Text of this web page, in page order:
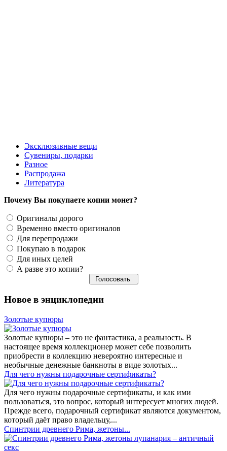
Эксклюзивные вещи
Сувениры, подарки
Разное
Распродажа
Литература
Почему Вы покупаете копии монет?
Оригиналы дорого
Временно вместо оригиналов
Для перепродажи
Покупаю в подарок
Для иных целей
А разве это копии?
Новое в энциклопедии
Золотые купюры
Золотые купюры – это не фантастика, а реальность. В
настоящее время коллекционер может себе позволить
приобрести в коллекцию невероятно интересные и
необычные денежные банкноты в виде золотых...
​Для чего нужны подарочные сертификаты?
Для чего нужны подарочные сертификаты, и как ими
пользоваться, это вопрос, который интересует многих людей.
Прежде всего, подарочный сертификат являются документом,
который даёт право владельцу,...
Спинтрии древнего Рима, жетоны...